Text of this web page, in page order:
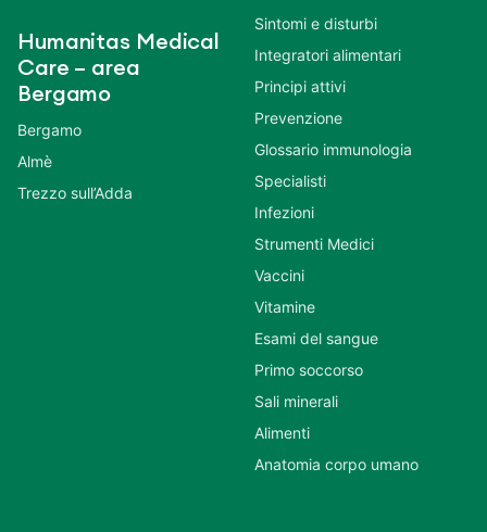
Humanitas Medical
Care – area
Bergamo
Bergamo
Almè
Trezzo sull’Adda
Sintomi e disturbi
Integratori alimentari
Principi attivi
Prevenzione
Glossario immunologia
Specialisti
Infezioni
Strumenti Medici
Vaccini
Vitamine
Esami del sangue
Primo soccorso
Sali minerali
Alimenti
Anatomia corpo umano